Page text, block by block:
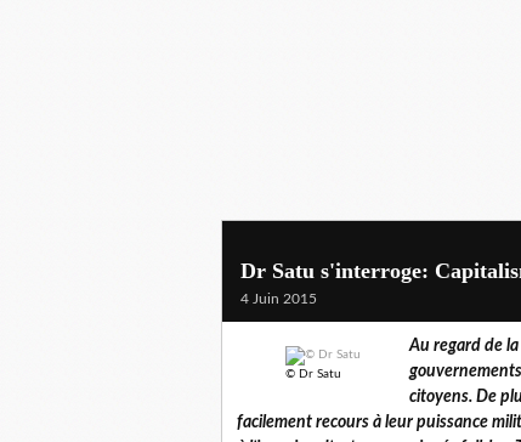
Dr Satu s'interroge:
4 Juin 2015
© Dr Satu
Au regard de
citoyens. De
facilement recours à leur puissance